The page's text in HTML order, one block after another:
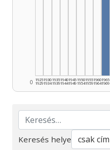
0 1925
1929
1930
1934
1935
1939
1940
1944
1945
1949
1950
1954
1955
1959
1960
1964
1965
1969
Keresés helye